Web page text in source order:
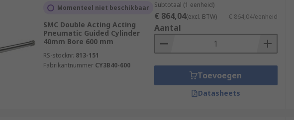
Momenteel niet beschikbaar
SMC Double Acting Acting
Pneumatic Guided Cylinder
40mm Bore 600 mm
RS-stocknr. 813-151
Fabrikantnummer CY3B40-600
Subtotaal (1 eenheid)
€ 864,04(excl. BTW) € 864,04/eenheid
Aantal
Toevoegen
Datasheets